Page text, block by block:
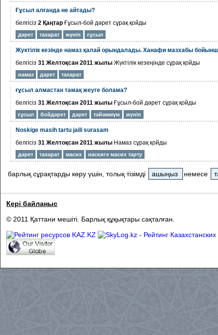
Ғұсыл алғанда не айтады?
белгісіз 2 Қаңтар Ғұсыл-бой дәрет сұрақ қойды
дәрет тахарат жүніп ғұсыл
Жуктілік кезінде намаз қалай орындалады. Ханафи мазхабы
белгісіз 31 Желтоқсан 2011 жылы Жүктілік кезеңінде сұрақ қойды
намаз дәрет тахарат
ғұсыл алмастан тамақ жеуге болама?
белгісіз 31 Желтоқсан 2011 жылы Ғұсыл-бой дәрет сұрақ қойды
ғұсыл бойдәрет дәрет тәйәммүм жүніп
Noskige masih tartu jaili surasam
белгісіз 31 Желтоқсан 2011 жылы Намаз сұрақ қойды
дәрет тахарат масих наскиге масих тарту
барлық сұрақтарды көру үшін, толық тізімді ашыңыз немесе
Кері байланыс
© 2011 Қаттани мешіті. Барлық құқықтары сақталған.